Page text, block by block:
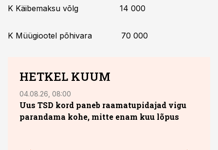
K Käibemaksu võlg 14 000
K Müügiootel põhivara 70 000
HETKEL KUUM
04.08.26, 08:00
Uus TSD kord paneb raamatupidajad vigu
parandama kohe, mitte enam kuu lõpus